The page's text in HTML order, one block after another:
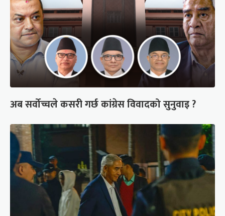
अब सर्वोच्चले कसरी गर्छ कांग्रेस विवादको सुनुवाइ ?